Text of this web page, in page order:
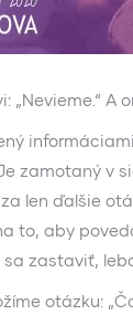
A
zamotaný v
len ďalšie
to, aby
zastaviť,
otázku: